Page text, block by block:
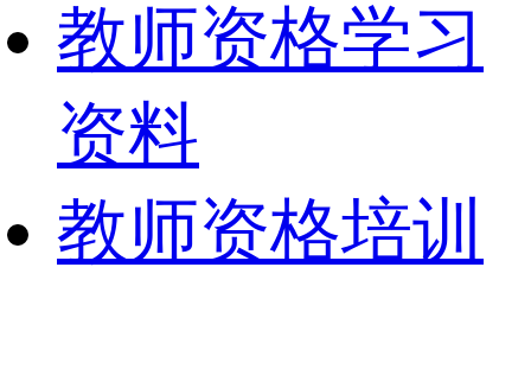
教师资格学习
资料
教师资格培训